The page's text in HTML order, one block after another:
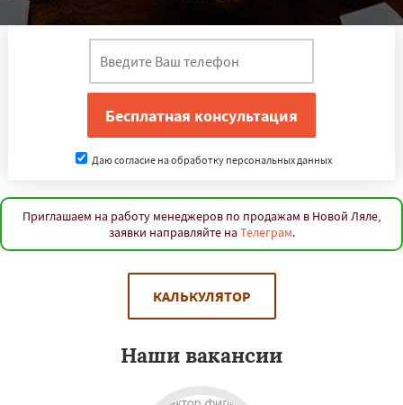
Даю согласие на обработку персональных данных
Приглашаем на работу менеджеров по продажам в Новой Ляле,
заявки направляйте на Телеграм.
КАЛЬКУЛЯТОР
Наши вакансии